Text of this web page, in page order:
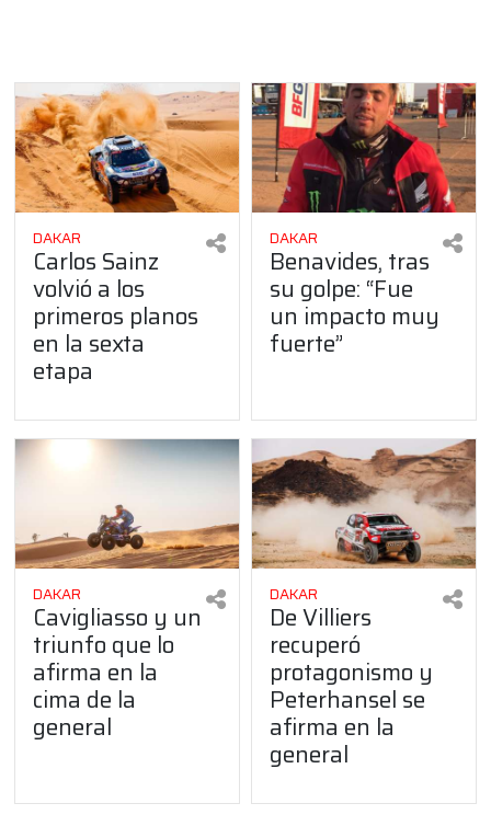
DAKAR
Carlos Sainz
volvió a los
primeros planos
en la sexta
etapa
DAKAR
Benavides, tras
su golpe: “Fue
un impacto muy
fuerte”
DAKAR
Cavigliasso y un
triunfo que lo
afirma en la
cima de la
general
DAKAR
De Villiers
recuperó
protagonismo y
Peterhansel se
afirma en la
general